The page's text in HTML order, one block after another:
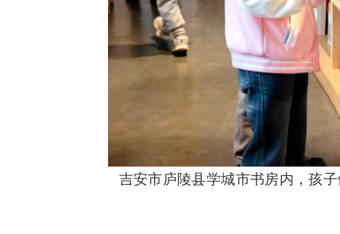
吉安市庐陵县学城市书房内，孩